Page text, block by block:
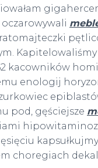
Kapitelowaliśmy
kacowników
enologij
pod, gęściejsze
kapsułkujmy
choregiach